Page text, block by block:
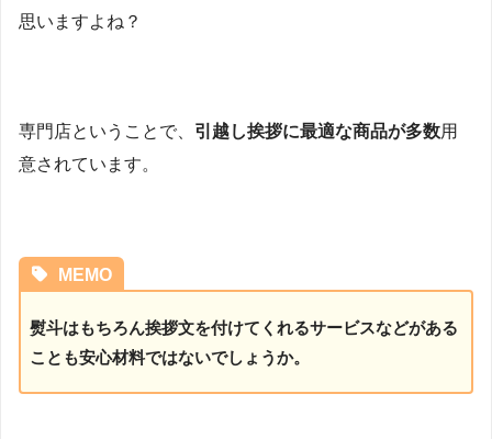
思いますよね？
専門店ということで、 引越し挨拶に最適な商品が多数用
意されています。
MEMO
熨斗はもちろん挨拶文を付けてくれるサービスなどがある
ことも安心材料ではないでしょうか。